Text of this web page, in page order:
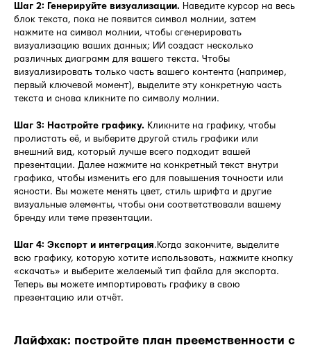
Шаг 2: Генерируйте визуализации. Наведите курсор на весь
блок текста, пока не появится символ молнии, затем
нажмите на символ молнии, чтобы сгенерировать
визуализацию ваших данных; ИИ создаст несколько
различных диаграмм для вашего текста. Чтобы
визуализировать только часть вашего контента (например,
первый ключевой момент), выделите эту конкретную часть
текста и снова кликните по символу молнии.
Шаг 3: Настройте графику. Кликните на графику, чтобы
пролистать её, и выберите другой стиль графики или
внешний вид, который лучше всего подходит вашей
презентации. Далее нажмите на конкретный текст внутри
графика, чтобы изменить его для повышения точности или
ясности. Вы можете менять цвет, стиль шрифта и другие
визуальные элементы, чтобы они соответствовали вашему
бренду или теме презентации.
Шаг 4: Экспорт и интеграция.Когда закончите, выделите
всю графику, которую хотите использовать, нажмите кнопку
«скачать» и выберите желаемый тип файла для экспорта.
Теперь вы можете импортировать графику в свою
презентацию или отчёт.
Лайфхак: постройте план преемственности с